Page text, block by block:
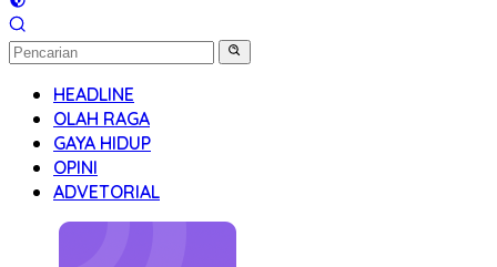
HEADLINE
OLAH RAGA
GAYA HIDUP
OPINI
ADVETORIAL